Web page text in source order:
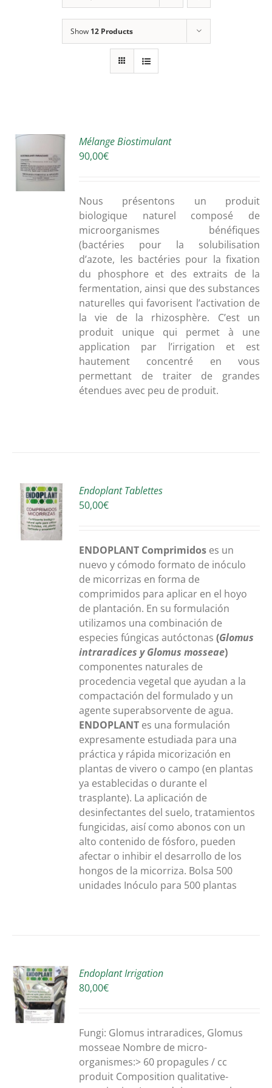
Show 12 Products
Mélange Biostimulant
90,00€
Nous présentons un
produit
biologique
naturel composé
de
microorganismes
bénéfiques
(bactéries pour la solubilisation
d’azote, les bactéries pour la fixation
du phosphore et des extraits de la
fermentation, ainsi que des substances
naturelles qui favorisent l’activation de
la
vie de la rhizosphère. C’est
un
produit
unique qui permet à
une
application
par l’irrigation et
est
hautement
concentré en
vous
permettant
de traiter de
grandes
étendues avec peu de produit.
Endoplant Tablettes
50,00€
ENDOPLANT Comprimidos es un
nuevo y cómodo formato de inóculo
de micorrizas en forma de
comprimidos para aplicar en el hoyo
de plantación. En su formulación
utilizamos una combinación de
especies fúngicas autóctonas(Glomus
intraradices y Glomus mosseae)
componentes naturales de
procedencia vegetal que ayudan a la
compactación del formulado y un
agente superabsorvente de agua.
ENDOPLANT es una formulación
expresamente estudiada para una
práctica y rápida micorización en
plantas de vivero o campo (en plantas
ya establecidas o durante el
trasplante). La aplicación de
desinfectantes del suelo, tratamientos
fungicidas, aisí como abonos con un
alto contenido de fósforo, pueden
afectar o inhibir el desarrollo de los
hongos de la micorriza. Bolsa 500
unidades Inóculo para 500 plantas
Endoplant Irrigation
80,00€
Fungi: Glomus intraradices, Glomus
mosseae Nombre de micro-
organismes:> 60 propagules / cc
produit Composition qualitative-